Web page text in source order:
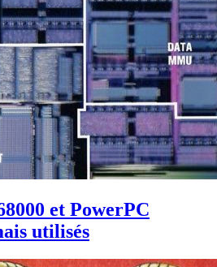
et PowerPC
utilisés